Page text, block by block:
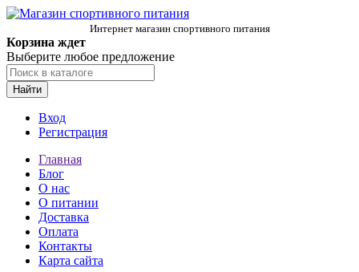
Интернет магазин спортивного питания
Корзина ждет
Выберите любое предложение
Найти
Вход
Регистрация
Главная
Блог
О нас
О питании
Доставка
Оплата
Контакты
Карта сайта